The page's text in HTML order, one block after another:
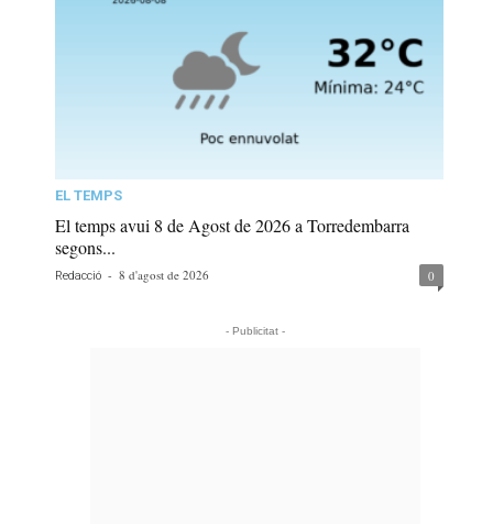
EL TEMPS
El temps avui 8 de Agost de 2026 a Torredembarra
segons...
Redacció - 8 d'agost de 2026 0
- Publicitat -